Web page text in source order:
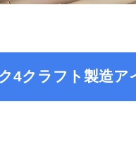
4クラフト製造ア